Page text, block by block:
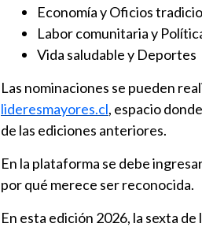
Economía y Oficios
Labor comunitaria y
Vida saludable y Deportes
Las nominaciones se pueden
lideresmayores.cl, espacio
de las ediciones anteriores.
En la plataforma se debe
por qué merece ser reconocida.
En esta edición 2026, la sexta